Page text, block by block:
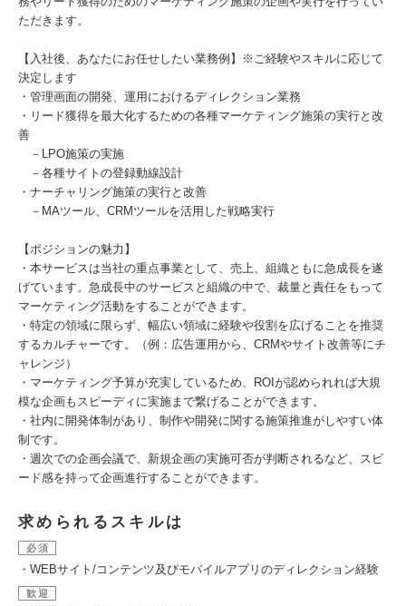
ただきます。
【入社後、あなたにお任せしたい業務例】※ご経験やスキルに応じて
決定します
・管理画面の開発、運用におけるディレクション業務
・リード獲得を最大化するための各種マーケティング施策の実行と改
善
－LPO施策の実施
－各種サイトの登録動線設計
・ナーチャリング施策の実行と改善
－MAツール、CRMツールを活用した戦略実行
【ポジションの魅力】
・本サービスは当社の重点事業として、売上、組織ともに急成長を遂
げています。急成長中のサービスと組織の中で、裁量と責任をもって
マーケティング活動をすることができます。
・特定の領域に限らず、幅広い領域に経験や役割を広げることを推奨
するカルチャーです。（例：広告運用から、CRMやサイト改善等にチ
ャレンジ）
・マーケティング予算が充実しているため、ROIが認められれば大規
模な企画もスピーディに実施まで繋げることができます。
・社内に開発体制があり、制作や開発に関する施策推進がしやすい体
制です。
・週次での企画会議で、新規企画の実施可否が判断されるなど、スピ
ード感を持って企画進行することができます。
求められるスキルは
必須
・WEBサイト/コンテンツ及びモバイルアプリのディレクション経験
歓迎